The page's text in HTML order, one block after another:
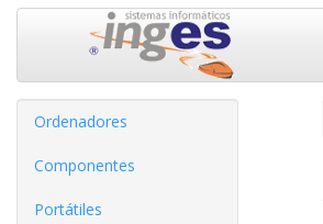
Ordenadores
Componentes
Portátiles